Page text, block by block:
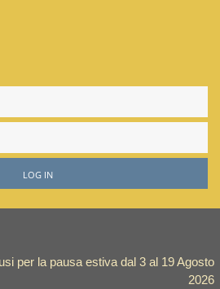
LOG IN
per la pausa estiva dal 3 al 19 Agosto
2026